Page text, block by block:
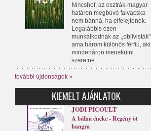
Nincshof, az osztrák-magyar
határon megbúvó falvacska
nem bánná, ha elfelejtenék.
Legalábbis ezen
munkálkodnak az ,,oblivisták",
ama három különös férfiú, aki
mindenáron menekülni
szeretne...
további újdonságok »
KIEMELT AJÁNLATOK
JODI PICOULT
A bálna éneke - Regény öt
hangra